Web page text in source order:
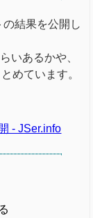
結果を公開し
いあるかや、
めています。
- JSer.info